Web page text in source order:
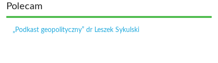
Polecam
„Podkast geopolityczny” dr Leszek Sykulski